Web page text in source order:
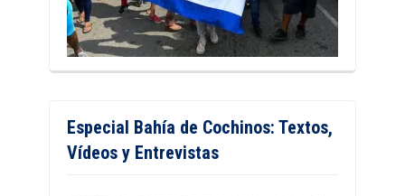
Especial Bahía de Cochinos: Textos,
Vídeos y Entrevistas